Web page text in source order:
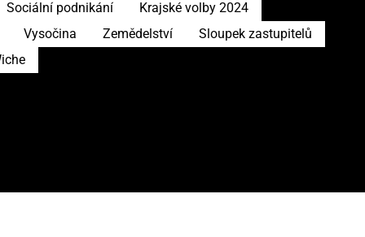
Sociální podnikání
Krajské volby 2024
Vysočina
Zemědelství
Sloupek zastupitelů